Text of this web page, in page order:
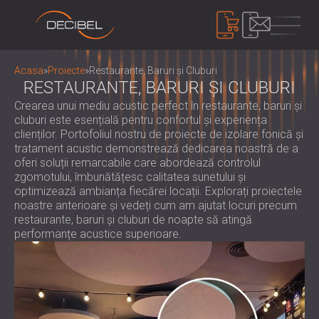
PRODUSE
IZOLAREA FONICĂ
IZOLARE FONICA PENTRU PERETI
IZOLARE FONICA PENTRU PLAFON
IZOLARE FONICA PENTRU PARDOSELI
USI ACUSTICE
PANOURI ACUSTICE
PANOURI ȘI SEPARATOARE ACUSTICE
ECOLOGICE
PANOURI ACUSTICE DIN LEMN
PERFORATE
PANOURI ACUSTICE ȘI DEFLECTOARE DIN
ȚESĂTURĂ
PANOURI ACUSTICE DIN LEMN CU
LAMELE
CONTROLUL ZGOMOTULUI
INCINTE, CABINE ȘI BARIERE DE IZOLARE
FONICĂ
JALUZELE SI AMORTIZOARE DE ZGOMOT
SUPORTURI, TAMPOANE ȘI SUPORTURI
ANTI-VIBRAȚII
CABINE DE AUDIOLOGIE
DISPOZITIVE
SONOMETRE
SISTEM DE MASCARE ACUSTICĂ,
DOZOMETRE ȘI TRUSE DE SIGURANȚĂ
DESPRE NOI
Acasa»Proiecte»Restaurante, Baruri și Cluburi
RESTAURANTE, BARURI ȘI CLUBURI
Crearea unui mediu acustic perfect în restaurante, baruri și
cluburi este esențială pentru confortul și experiența
clienților. Portofoliul nostru de proiecte de izolare fonică și
tratament acustic demonstrează dedicarea noastră de a
oferi soluții remarcabile care abordează controlul
zgomotului, îmbunătățesc calitatea sunetului și
optimizează ambianța fiecărei locații. Explorați proiectele
noastre anterioare și vedeți cum am ajutat locuri precum
restaurante, baruri și cluburi de noapte să atingă
performanțe acustice superioare.